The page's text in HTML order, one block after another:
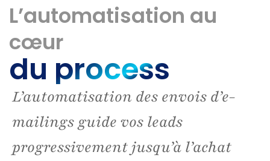
L’automatisation au
cœur
du process
L’automatisation des envois d’e-
mailings guide vos leads
progressivement jusqu’à l’achat